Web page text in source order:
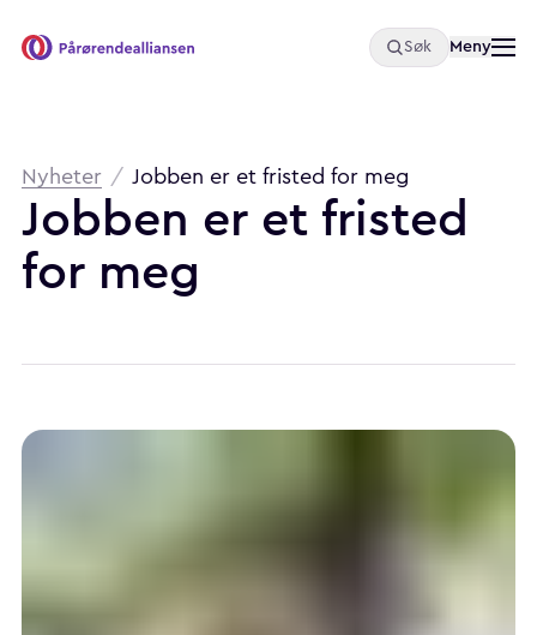
Pårørendealliansen Søk Åpne
Meny
Brødsmulesti
Nyheter / Jobben er et fristed for meg
Jobben er et fristed
for meg